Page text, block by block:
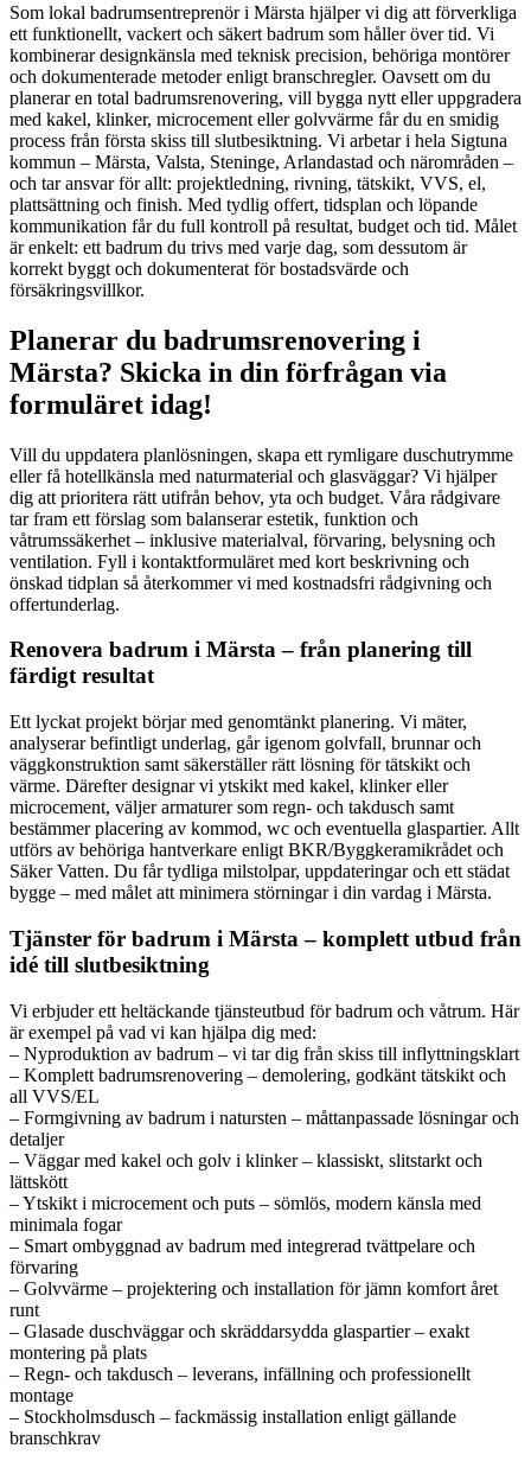
Som lokal badrumsentreprenör i Märsta hjälper vi dig att förverkliga
ett funktionellt, vackert och säkert badrum som håller över tid. Vi
kombinerar designkänsla med teknisk precision, behöriga montörer
och dokumenterade metoder enligt branschregler. Oavsett om du
planerar en total badrumsrenovering, vill bygga nytt eller uppgradera
med kakel, klinker, microcement eller golvvärme får du en smidig
process från första skiss till slutbesiktning. Vi arbetar i hela Sigtuna
kommun – Märsta, Valsta, Steninge, Arlandastad och närområden –
och tar ansvar för allt: projektledning, rivning, tätskikt, VVS, el,
plattsättning och finish. Med tydlig offert, tidsplan och löpande
kommunikation får du full kontroll på resultat, budget och tid. Målet
är enkelt: ett badrum du trivs med varje dag, som dessutom är
korrekt byggt och dokumenterat för bostadsvärde och
försäkringsvillkor.
Planerar du badrumsrenovering i
Märsta? Skicka in din förfrågan via
formuläret idag!
Vill du uppdatera planlösningen, skapa ett rymligare duschutrymme
eller få hotellkänsla med naturmaterial och glasväggar? Vi hjälper
dig att prioritera rätt utifrån behov, yta och budget. Våra rådgivare
tar fram ett förslag som balanserar estetik, funktion och
våtrumssäkerhet – inklusive materialval, förvaring, belysning och
ventilation. Fyll i kontaktformuläret med kort beskrivning och
önskad tidplan så återkommer vi med kostnadsfri rådgivning och
offertunderlag.
Renovera badrum i Märsta – från planering till
färdigt resultat
Ett lyckat projekt börjar med genomtänkt planering. Vi mäter,
analyserar befintligt underlag, går igenom golvfall, brunnar och
väggkonstruktion samt säkerställer rätt lösning för tätskikt och
värme. Därefter designar vi ytskikt med kakel, klinker eller
microcement, väljer armaturer som regn- och takdusch samt
bestämmer placering av kommod, wc och eventuella glaspartier. Allt
utförs av behöriga hantverkare enligt BKR/Byggkeramikrådet och
Säker Vatten. Du får tydliga milstolpar, uppdateringar och ett städat
bygge – med målet att minimera störningar i din vardag i Märsta.
Tjänster för badrum i Märsta – komplett utbud från
idé till slutbesiktning
Vi erbjuder ett heltäckande tjänsteutbud för badrum och våtrum. Här
är exempel på vad vi kan hjälpa dig med:
– Nyproduktion av badrum – vi tar dig från skiss till inflyttningsklart
– Komplett badrumsrenovering – demolering, godkänt tätskikt och
all VVS/EL
– Formgivning av badrum i natursten – måttanpassade lösningar och
detaljer
– Väggar med kakel och golv i klinker – klassiskt, slitstarkt och
lättskött
– Ytskikt i microcement och puts – sömlös, modern känsla med
minimala fogar
– Smart ombyggnad av badrum med integrerad tvättpelare och
förvaring
– Golvvärme – projektering och installation för jämn komfort året
runt
– Glasade duschväggar och skräddarsydda glaspartier – exakt
montering på plats
– Regn- och takdusch – leverans, infällning och professionellt
montage
– Stockholmsdusch – fackmässig installation enligt gällande
branschkrav